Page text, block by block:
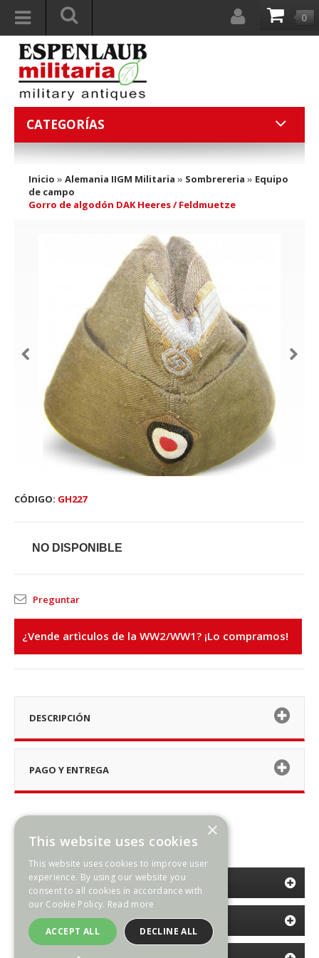
0
CATEGORÍAS
Inicio » Alemania IIGM Militaria » Sombrereria » Equipo
de campo
Gorro de algodón DAK Heeres / Feldmuetze
CÓDIGO: GH227
NO DISPONIBLE
Preguntar
¿Vende artìculos de la WW2/WW1? ¡Lo compramos!
DESCRIPCIÓN
PAGO Y ENTREGA
CATEGORÍAS
INFORMACIÓN
×
This website uses cookies
This website uses cookies to improve user
experience. By using our website you
consent to all cookies in accordance with
our Cookie Policy. Read more
ACCEPT ALL DECLINE ALL